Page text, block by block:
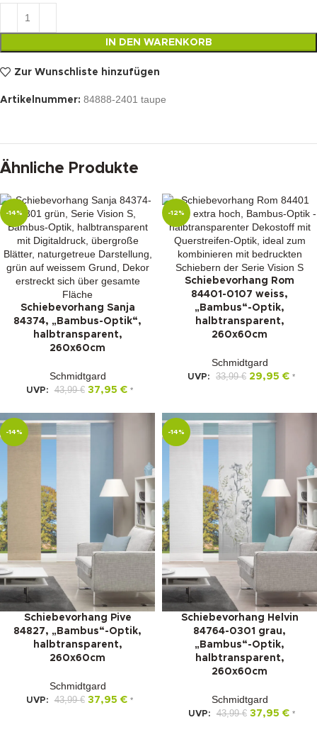
IN DEN WARENKORB
Zur Wunschliste hinzufügen
Artikelnummer: 84888-2401 taupe
Ähnliche Produkte
-14%
Schiebevorhang Sanja
84374, „Bambus-Optik“,
halbtransparent,
260x60cm
Schmidtgard
UVP: 43,99€ 37,95 € *
-12%
Schiebevorhang Rom
84401-0107 weiss,
„Bambus“-Optik,
halbtransparent,
260x60cm
Schmidtgard
UVP: 33,99€ 29,95 € *
-14%
Schiebevorhang Pive
84827, „Bambus“-Optik,
halbtransparent,
260x60cm
Schmidtgard
UVP: 43,99€ 37,95 € *
-14%
Schiebevorhang Helvin
84764-0301 grau,
„Bambus“-Optik,
halbtransparent,
260x60cm
Schmidtgard
UVP: 43,99€ 37,95 € *